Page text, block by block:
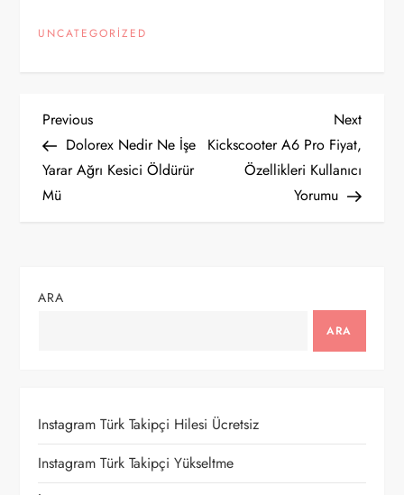
UNCATEGORIZED
Y
a
z
g
i
n
Previous
Post
Previous
Dolorex Nedir Ne İşe
Yarar Ağrı Kesici Öldürür
Mü
Next
Post
Next
Kickscooter A6 Pro Fiyat,
Özellikleri Kullanıcı
Yorumu
ARA
ARA
Instagram Türk Takipçi Hilesi Ücretsiz
Instagram Türk Takipçi Yükseltme